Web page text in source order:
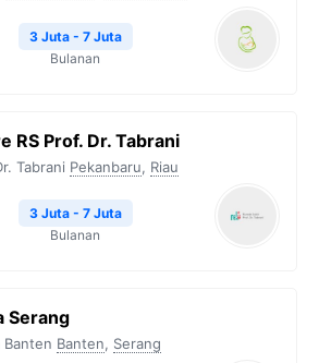
3 Juta - 7 Juta
Bulanan
RS Prof. Dr. Tabrani
Tabrani Pekanbaru, Riau
3 Juta - 7 Juta
Bulanan
Serang
Banten Banten, Serang